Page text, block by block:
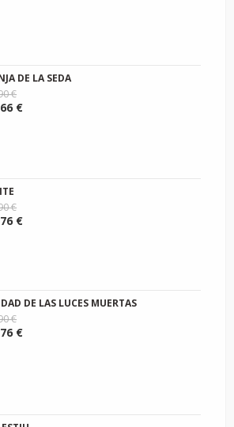
DE LA SEDA
€
€
€
€
DE LAS LUCES MUERTAS
€
€